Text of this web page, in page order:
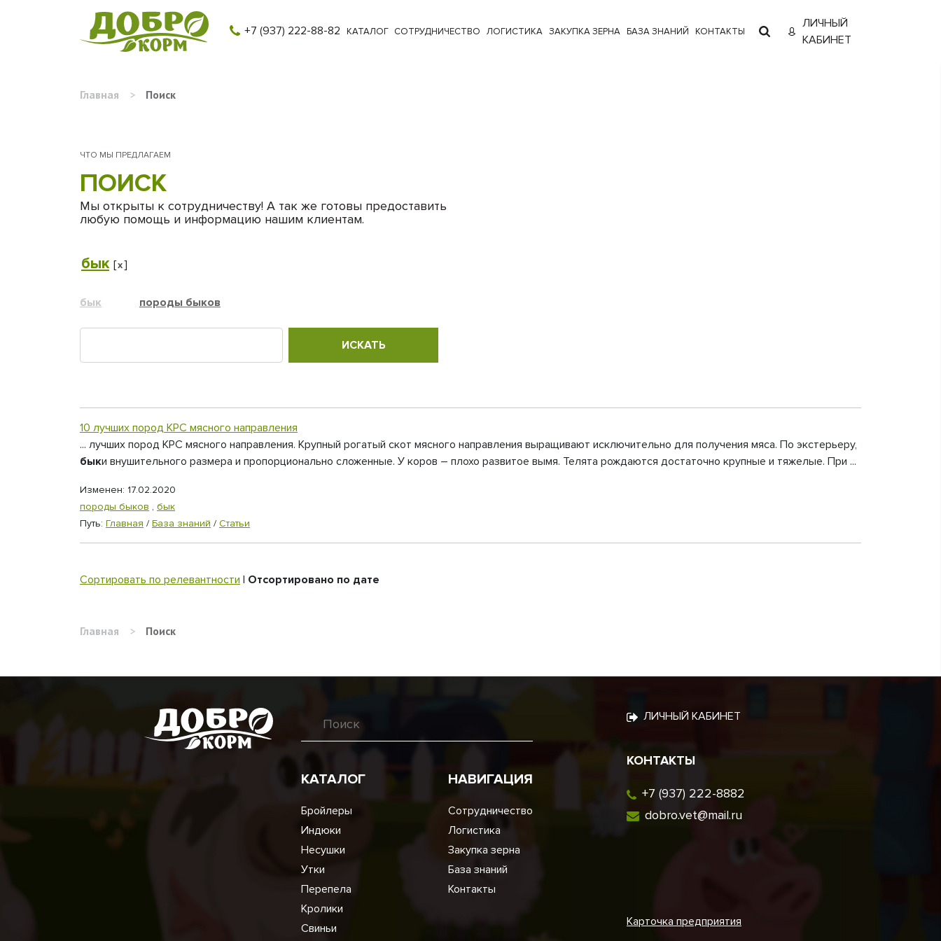
+7 (937) 222-88-82 КАТАЛОГ СОТРУДНИЧЕСТВО ЛОГИСТИКА ЗАКУПКА ЗЕРНА БАЗА ЗНАНИЙ КОНТАКТЫ
ЛИЧНЫЙ
КАБИНЕТ
Главная > Поиск
ЧТО МЫ ПРЕДЛАГАЕМ
ПОИСК
Мы открыты к сотрудничеству! А так же готовы предоставить
любую помощь и информацию нашим клиентам.
бык [x]
бык породы быков
10 лучших пород КРС мясного направления
... лучших пород КРС мясного направления. Крупный рогатый скот мясного направления выращивают исключительно для получения мяса. По экстерьеру,
быки внушительного размера и пропорционально сложенные. У коров – плохо развитое вымя. Телята рождаются достаточно крупные и тяжелые. При ...
Изменен: 17.02.2020
породы быков , бык
Путь: Главная / База знаний / Статьи
Сортировать по релевантности | Отсортировано по дате
Главная > Поиск
КАТАЛОГ
Бройлеры
Индюки
Несушки
Утки
Перепела
Кролики
Свиньи
НАВИГАЦИЯ
Сотрудничество
Логистика
Закупка зерна
База знаний
Контакты
ЛИЧНЫЙ КАБИНЕТ
КОНТАКТЫ
+7 (937) 222-8882
dobro.vet@mail.ru
Карточка предприятия